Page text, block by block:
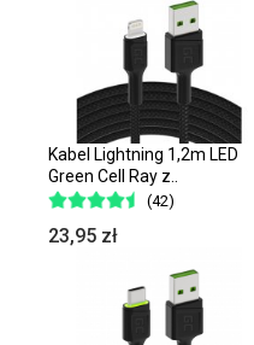
Kabel Lightning 1,2m LED
Green Cell Ray z..
(42)
23,95 zł